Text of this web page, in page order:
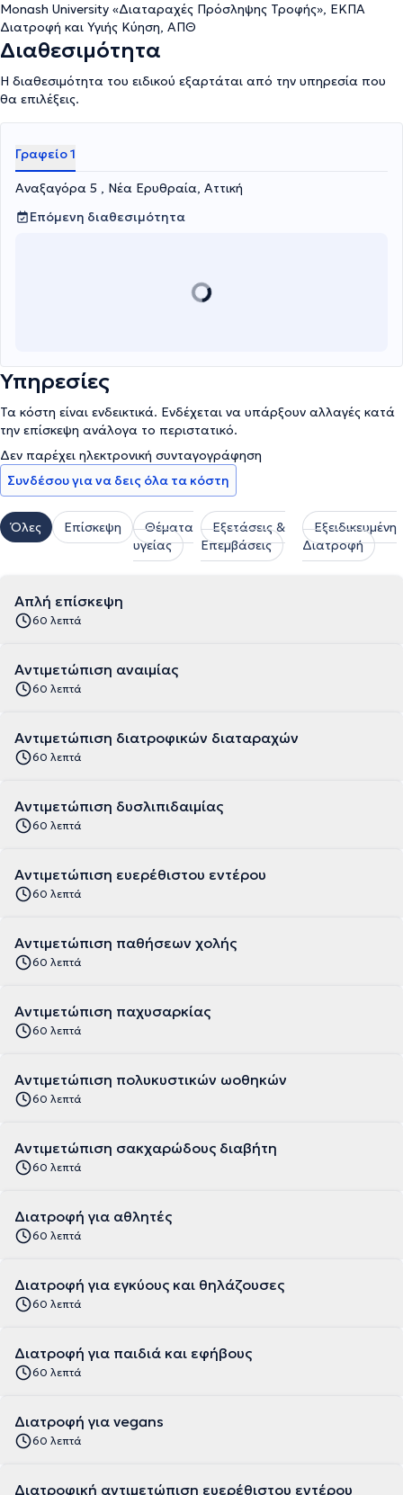
Monash University «Διαταραχές Πρόσληψης Τροφής», ΕΚΠΑ
Διατροφή και Υγιής Κύηση, ΑΠΘ
Διαθεσιμότητα
Η διαθεσιμότητα του ειδικού εξαρτάται από την υπηρεσία που
θα επιλέξεις.
Γραφείο 1
Αναξαγόρα 5 , Νέα Ερυθραία, Αττική
Επόμενη διαθεσιμότητα
Υπηρεσίες
Τα κόστη είναι ενδεικτικά. Ενδέχεται να υπάρξουν αλλαγές κατά
την επίσκεψη ανάλογα το περιστατικό.
Δεν παρέχει ηλεκτρονική συνταγογράφηση
Συνδέσου για να δεις όλα τα κόστη
Όλες Επίσκεψη
Θέματα
υγείας
Εξετάσεις &
Επεμβάσεις
Εξειδικευμένη
Διατροφή
Απλή επίσκεψη
60 λεπτά
Αντιμετώπιση αναιμίας
60 λεπτά
Αντιμετώπιση διατροφικών διαταραχών
60 λεπτά
Αντιμετώπιση δυσλιπιδαιμίας
60 λεπτά
Αντιμετώπιση ευερέθιστου εντέρου
60 λεπτά
Αντιμετώπιση παθήσεων χολής
60 λεπτά
Αντιμετώπιση παχυσαρκίας
60 λεπτά
Αντιμετώπιση πολυκυστικών ωοθηκών
60 λεπτά
Αντιμετώπιση σακχαρώδους διαβήτη
60 λεπτά
Διατροφή για αθλητές
60 λεπτά
Διατροφή για εγκύους και θηλάζουσες
60 λεπτά
Διατροφή για παιδιά και εφήβους
60 λεπτά
Διατροφή για vegans
60 λεπτά
Διατροφική αντιμετώπιση ευερέθιστου εντέρου